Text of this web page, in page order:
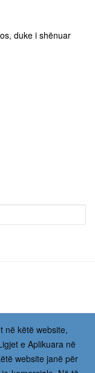
duke i shënuar
në këtë website,
e Aplikuara në
website janë për